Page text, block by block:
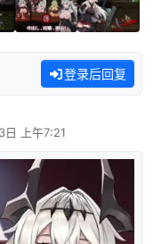
登录后回复
日 上午7:21